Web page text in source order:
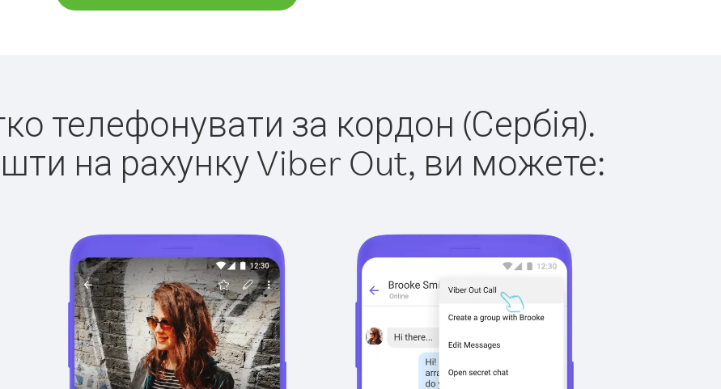
телефонувати за кордон (Сербія).
на рахунку Viber Out, ви можете: